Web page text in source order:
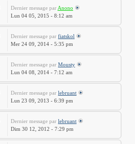
Dernier message par Anono
Lun 04 05, 2015 - 8:12 am
Dernier message par fiatskol
Mer 24 09, 2014 - 5:35 pm
Dernier message par Mousty
Lun 04 08, 2014 - 7:12 am
Dernier message par lebruant
Lun 23 09, 2013 - 6:39 pm
Dernier message par lebruant
Dim 30 12, 2012 - 7:29 pm